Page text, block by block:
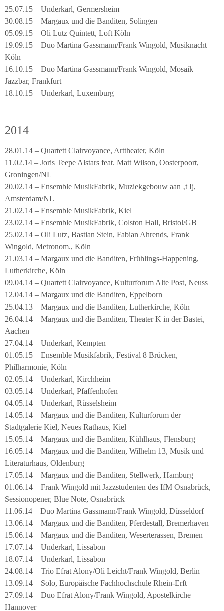
25.07.15 – Underkarl, Germersheim
30.08.15 – Margaux und die Banditen, Solingen
05.09.15 – Oli Lutz Quintett, Loft Köln
19.09.15 – Duo Martina Gassmann/Frank Wingold, Musiknacht
Köln
16.10.15 – Duo Martina Gassmann/Frank Wingold, Mosaik
Jazzbar, Frankfurt
18.10.15 – Underkarl, Luxemburg
2014
28.01.14 – Quartett Clairvoyance, Arttheater, Köln
11.02.14 – Joris Teepe Alstars feat. Matt Wilson, Oosterpoort,
Groningen/NL
20.02.14 – Ensemble MusikFabrik, Muziekgebouw aan ‚t Ij,
Amsterdam/NL
21.02.14 – Ensemble MusikFabrik, Kiel
23.02.14 – Ensemble MusikFabrik, Colston Hall, Bristol/GB
25.02.14 – Oli Lutz, Bastian Stein, Fabian Ahrends, Frank
Wingold, Metronom., Köln
21.03.14 – Margaux und die Banditen, Frühlings-Happening,
Lutherkirche, Köln
09.04.14 – Quartett Clairvoyance, Kulturforum Alte Post, Neuss
12.04.14 – Margaux und die Banditen, Eppelborn
25.04.13 – Margaux und die Banditen, Lutherkirche, Köln
26.04.14 – Margaux und die Banditen, Theater K in der Bastei,
Aachen
27.04.14 – Underkarl, Kempten
01.05.15 – Ensemble Musikfabrik, Festival 8 Brücken,
Philharmonie, Köln
02.05.14 – Underkarl, Kirchheim
03.05.14 – Underkarl, Pfaffenhofen
04.05.14 – Underkarl, Rüsselsheim
14.05.14 – Margaux und die Banditen, Kulturforum der
Stadtgalerie Kiel, Neues Rathaus, Kiel
15.05.14 – Margaux und die Banditen, Kühlhaus, Flensburg
16.05.14 – Margaux und die Banditen, Wilhelm 13, Musik und
Literaturhaus, Oldenburg
17.05.14 – Margaux und die Banditen, Stellwerk, Hamburg
01.06.14 – Frank Wingold mit Jazzstudenten des IfM Osnabrück,
Sessionopener, Blue Note, Osnabrück
11.06.14 – Duo Martina Gassmann/Frank Wingold, Düsseldorf
13.06.14 – Margaux und die Banditen, Pferdestall, Bremerhaven
15.06.14 – Margaux und die Banditen, Weserterassen, Bremen
17.07.14 – Underkarl, Lissabon
18.07.14 – Underkarl, Lissabon
24.08.14 – Trio Efrat Alony/Oli Leicht/Frank Wingold, Berlin
13.09.14 – Solo, Europäische Fachhochschule Rhein-Erft
27.09.14 – Duo Efrat Alony/Frank Wingold, Apostelkirche
Hannover